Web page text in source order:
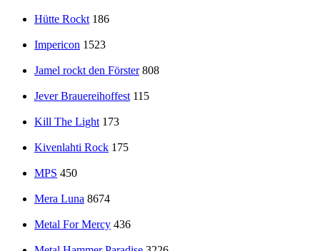
Hütte Rockt 186
Impericon 1523
Jamel rockt den Förster 808
Jever Brauereihoffest 115
Kill The Light 173
Kivenlahti Rock 175
MPS 450
Mera Luna 8674
Metal For Mercy 436